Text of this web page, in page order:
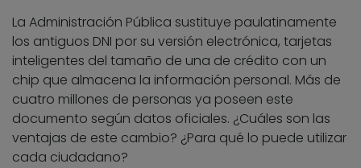
La Administración Pública sustituye paulatinamente
los antiguos DNI por su versión electrónica, tarjetas
inteligentes del tamaño de una de crédito con un
chip que almacena la información personal. Más de
cuatro millones de personas ya poseen este
documento según datos oficiales. ¿Cuáles son las
ventajas de este cambio? ¿Para qué lo puede utilizar
cada ciudadano?